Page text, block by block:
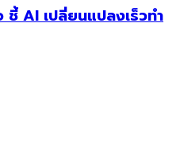
AI เปลี่ยนแปลงเร็วทำ